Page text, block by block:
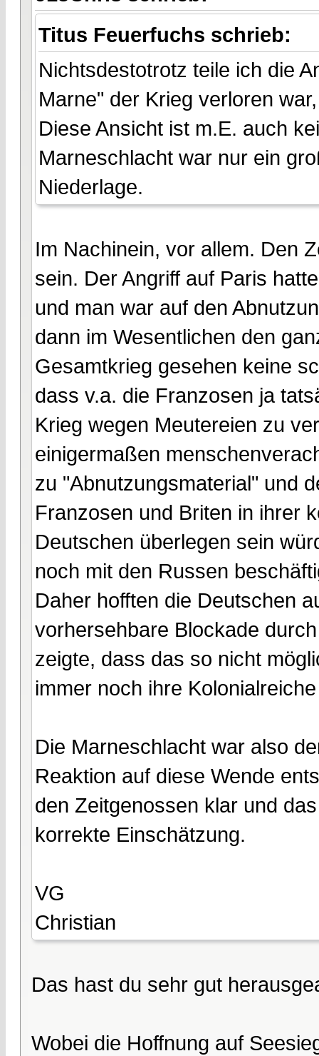
Titus Feuerfuchs schrieb:
Nichtsdestotrotz teile ich die
Marne" der Krieg verloren
Diese Ansicht ist m.E. auch
Marneschlacht war nur ein
Niederlage.
Im Nachinein, vor allem. Den
sein. Der Angriff auf Paris
und man war auf den
dann im Wesentlichen den
Gesamtkrieg gesehen keine
dass v.a. die Franzosen ja
Krieg wegen Meutereien zu
einigermaßen
zu "Abnutzungsmaterial" und
Franzosen und Briten in ihrer
Deutschen überlegen sein
noch mit den Russen
Daher hofften die Deutschen
vorhersehbare Blockade
zeigte, dass das so nicht
immer noch ihre
Die Marneschlacht war also
Reaktion auf diese Wende
den Zeitgenossen klar und
korrekte Einschätzung.
VG
Christian
Das hast du sehr gut
Wobei die Hoffnung auf